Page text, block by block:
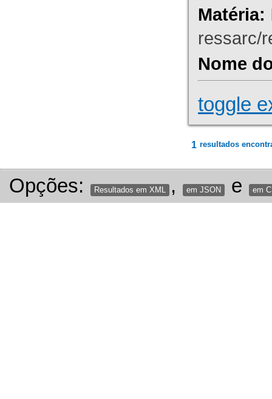
Matéria:
ressarc/
Nome
toggle
1 resultados
Opções: Resultados em XML , em JSON e em